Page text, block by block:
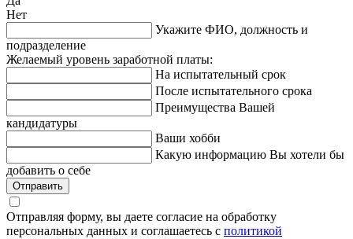
Нет
Укажите ФИО, должность и
подразделение
Желаемый уровень заработной платы:
На испытательный срок
После испытательного срока
Преимущества Вашей
кандидатуры
Ваши хобби
Какую информацию Вы хотели бы
добавить о себе
Отправить
Отправляя форму, вы даете согласие на обработку
персональных данных и соглашаетесь с политикой